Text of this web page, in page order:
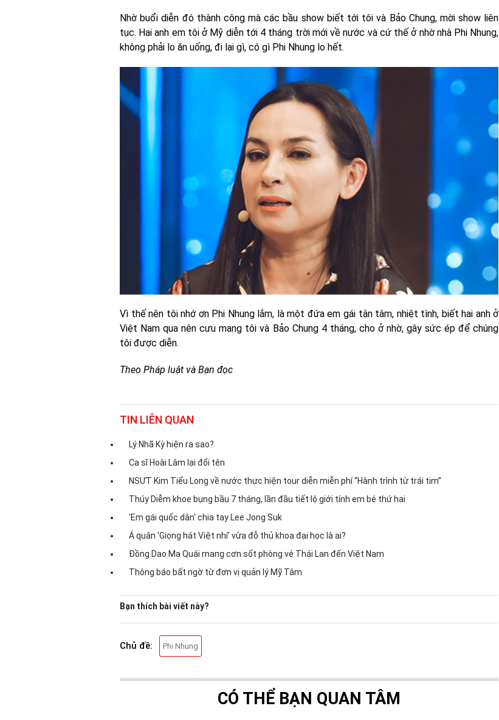
Nhờ buổi diễn đó thành công mà các bầu show biết tới tôi và Bảo Chung, mời show liên
tục. Hai anh em tôi ở Mỹ diễn tới 4 tháng trời mới về nước và cứ thế ở nhờ nhà Phi Nhung,
không phải lo ăn uống, đi lại gì, có gì Phi Nhung lo hết.
Vì thế nên tôi nhớ ơn Phi Nhung lắm, là một đứa em gái tận tâm, nhiệt tình, biết hai anh ở
Việt Nam qua nên cưu mang tôi và Bảo Chung 4 tháng, cho ở nhờ, gây sức ép để chúng
tôi được diễn.
Theo Pháp luật và Bạn đọc
TIN LIÊN QUAN
Lý Nhã Kỳ hiện ra sao?
Ca sĩ Hoài Lâm lại đổi tên
NSƯT Kim Tiểu Long về nước thực hiện tour diễn miễn phí “Hành trình từ trái tim”
Thúy Diễm khoe bụng bầu 7 tháng, lần đầu tiết lộ giới tính em bé thứ hai
'Em gái quốc dân' chia tay Lee Jong Suk
Á quân 'Giọng hát Việt nhí' vừa đỗ thủ khoa đại học là ai?
Đồng Dao Ma Quái mang cơn sốt phòng vé Thái Lan đến Việt Nam
Thông báo bất ngờ từ đơn vị quản lý Mỹ Tâm
Bạn thích bài viết này?
Chủ đề: Phi Nhung
CÓ THỂ BẠN QUAN TÂM